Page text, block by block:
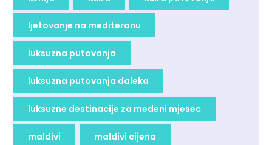
ljetovanje na mediteranu
luksuzna putovanja
luksuzna putovanja daleka
luksuzne destinacije za medeni mjesec
maldivi maldivi cijena